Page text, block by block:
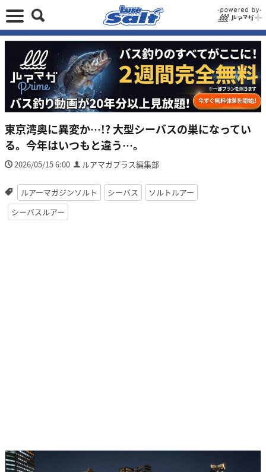
東京湾奥に異変か…!? 大型シーバスの巣になってい
る。今年はいつもと違う…。
2026/05/15 6:00 ルアマガプラス編集部
ルアーマガジンソルト シーバス
ソルトルアー
シーバスルアー